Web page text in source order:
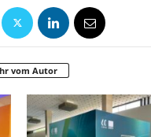
vom Autor